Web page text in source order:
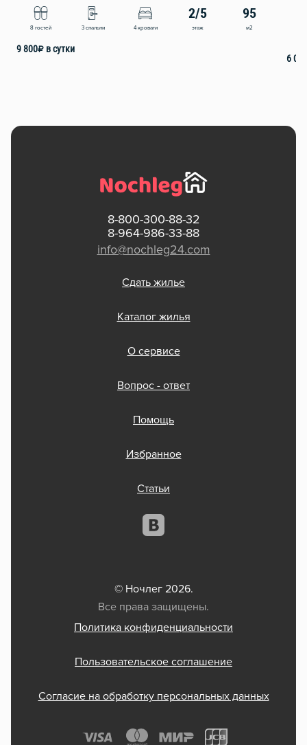
8 гостей 3 спальни 4 кровати
2/5
этаж
95
м2
9 800₽ в сутки
6 000
8-800-300-88-32
8-964-986-33-88
info@nochleg24.com
Сдать жилье
Каталог жилья
О сервисе
Вопрос - ответ
Помощь
Избранное
Статьи
© Ночлег 2026.
Все права защищены.
Политика конфиденциальности
Пользовательское соглашение
Согласие на обработку персональных данных